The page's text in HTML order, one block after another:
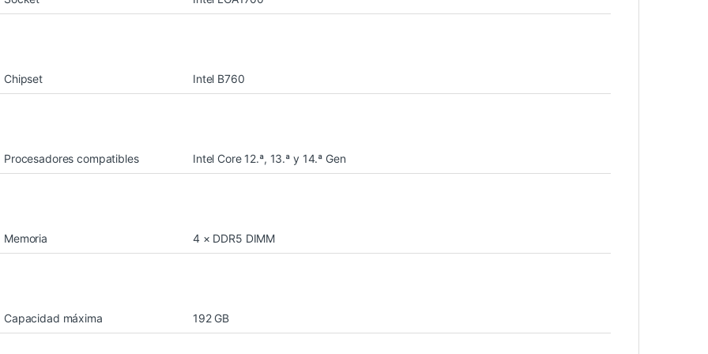
Chipset Intel B760
Procesadores compatibles Intel Core 12.ª, 13.ª y 14.ª Gen
Memoria 4 × DDR5 DIMM
Capacidad máxima 192 GB